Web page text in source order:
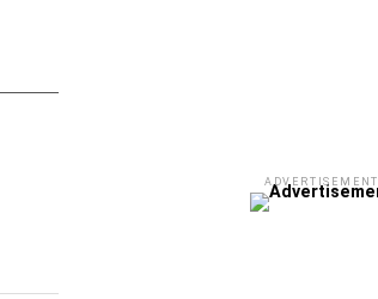
ADVERTISEMENT